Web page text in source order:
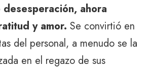
ahora
y amor. Se convirtió en
del personal, a menudo se la
en el regazo de sus